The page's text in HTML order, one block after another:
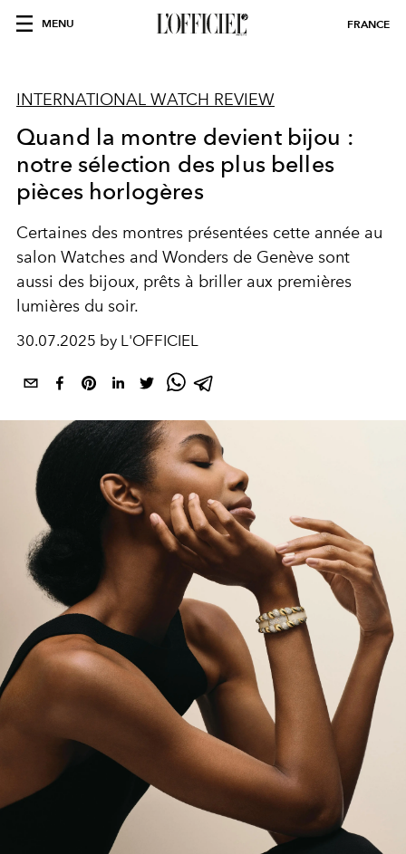
MENU FRANCE
INTERNATIONAL WATCH REVIEW
Quand la montre devient bijou :
notre sélection des plus belles
pièces horlogères
Certaines des montres présentées cette année au
salon Watches and Wonders de Genève sont
aussi des bijoux, prêts à briller aux premières
lumières du soir.
30.07.2025 by L'OFFICIEL